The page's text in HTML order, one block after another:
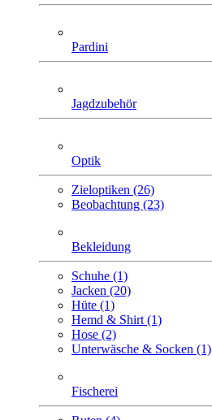
Pardini
Jagdzubehör
Optik
Zieloptiken (26)
Beobachtung (23)
Bekleidung
Schuhe (1)
Jacken (20)
Hüte (1)
Hemd & Shirt (1)
Hose (2)
Unterwäsche & Socken (1)
Fischerei